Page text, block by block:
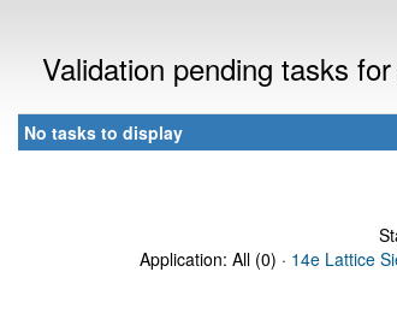
Validation pending tasks
No tasks to display
Application: All (0) · 14e Lattice